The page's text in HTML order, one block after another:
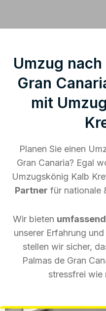
Umzug
Gran
mit
Planen Sie einen
Gran Canaria? Egal
Umzugskönig Kalb
Partner für nationale
Wir bieten
unserer Erfahrung
stellen wir sicher,
Palmas de Gran
stressfrei wie